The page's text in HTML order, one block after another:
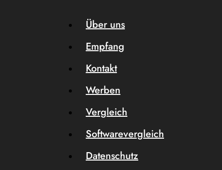
Über uns
Empfang
Kontakt
Werben
Vergleich
Softwarevergleich
Datenschutz